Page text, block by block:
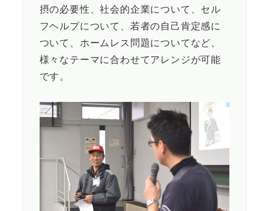
摂の必要性、社会的企業について、セル
フヘルプについて、若者の自己肯定感に
ついて、ホームレス問題についてなど、
様々なテーマに合わせてアレンジが可能
です。